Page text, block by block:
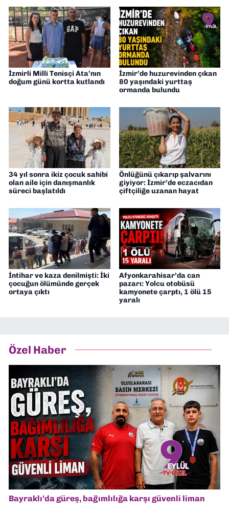
İzmirli Milli Tenisçi Ata’nın
doğum günü kortta kutlandı
İzmir’de huzurevinden çıkan
80 yaşındaki yurttaş
ormanda bulundu
34 yıl sonra ikiz çocuk sahibi
olan aile için danışmanlık
süreci başlatıldı
Önlüğünü çıkarıp şalvarını
giyiyor: İzmir’de eczacıdan
çiftçiliğe uzanan hayat
İntihar ve kaza denilmişti: İki
çocuğun ölümünde gerçek
ortaya çıktı
Afyonkarahisar’da can
pazarı: Yolcu otobüsü
kamyonete çarptı, 1 ölü 15
yaralı
Özel Haber
Bayraklı’da güreş, bağımlılığa karşı güvenli liman